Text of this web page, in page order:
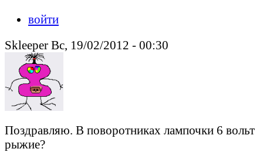
войти
Skleeper Вс, 19/02/2012 - 00:30
Поздравляю. В поворотниках лампочки 6 вольт
рыжие?